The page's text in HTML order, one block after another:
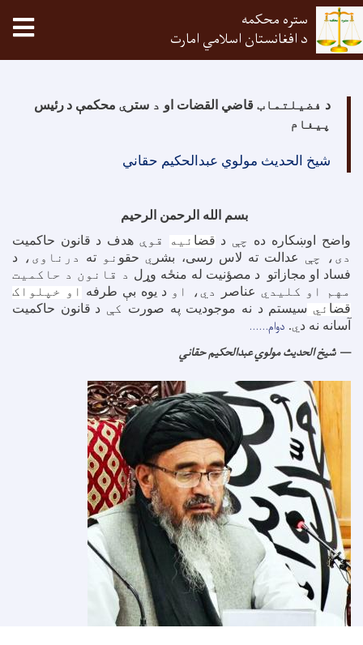
دانګل
ستره محکمه
د افغانستان اسلامي امارت
د فضیلتماب قاضي القضات او د ستر ې محکمې د رئیس
پیغام
شیخ الحدیث مولوي عبدالحکیم حقاني
بسم الله الرحمن الرحیم
واضح اوښکاره ده چې د قضا ئیه قوې هدف د قانون حاکمیت
دی، چې عدالت ته لاس رسی، بشر ي حقو نو ته درناوی،
د
فساد او مجازاتو د مصؤنیت له منځه وړل د قانون د حاکمیت
مهم او کلیدي عناصر دي، اود یوه بې طرفه او خپلواک
قضا ئي سیستم د نه موجودیت په صورت کې د قانون حاکمیت
آسانه نه دي. دوام......
شیخ الحدیث مولوي عبدالحکیم حقاني